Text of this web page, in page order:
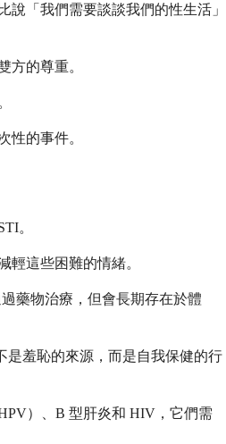
「我們需要談談我們的性生活」
方的尊重。
性的事件。
。
這些困難的情緒。
藥物治療，但會長期存在於體
是羞恥的來源，而是自我保健的行
）、B 型肝炎和 HIV，它們需